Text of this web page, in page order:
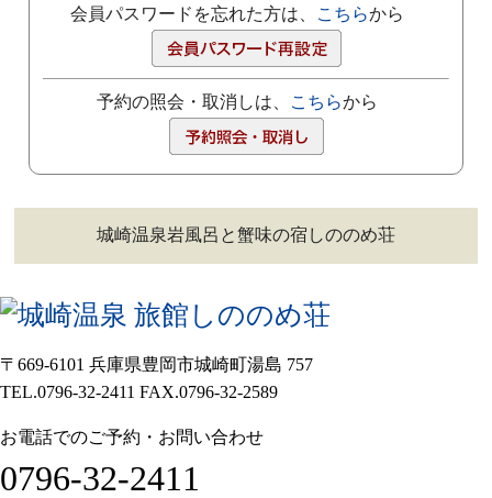
会員パスワードを忘れた方は、 こちらから
予約の照会・取消しは、 こちらから
城崎温泉岩風呂と蟹味の宿しののめ荘
〒669-6101 兵庫県豊岡市城崎町湯島 757
TEL.0796-32-2411 FAX.0796-32-2589
お電話でのご予約・お問い合わせ
0796-32-2411